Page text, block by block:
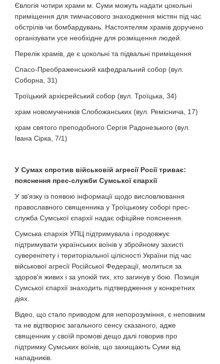
Євлогія чотири храми м. Суми можуть надати цокольні
приміщення для тимчасового знаходження містян під час
обстрілів чи бомбардувань. Настоятелям храмів доручено
організувати усе необхідне для розміщення людей.
Перелік храмів, де є цокольні та підвальні приміщення
Спасо-Преображенський кафедральний собор (вул.
Соборна, 31)
Троїцький архієрейський собор (вул. Троїцька, 34)
храм новомучеників Слобожанських (вул. Реміснича, 17)
храм святого преподобного Сергія Радонезького (вул.
Івана Сірка, 7/1)
У Сумах спротив військовій агресії Росії триває:
пояснення прес-служби Сумської єпархії
У зв'язку із появою інформації щодо висловлювання
православного священника у Троїцькому соборі прес-
служба Сумської єпархії надає офіційне пояснення.
Сумська єпархія УПЦ підтримувала і продовжує
підтримувати українських воїнів у збройному захисті
суверенітету і територіальної цілісності України під час
військової агресії Російської Федерації, молиться за
здоров'я живих і за упокій тих, хто загинув у бою. Позиція
Сумської єпархії знаходить підтвердження у конкретних
діях.
Відео, що стало приводом для непорозуміння, є неповним
та не відтворює загального сенсу сказаного, адже
священник у своїй промові дещо далі говорив про
підтримку Сумських воїнів, що захищають Суми від
нападників.